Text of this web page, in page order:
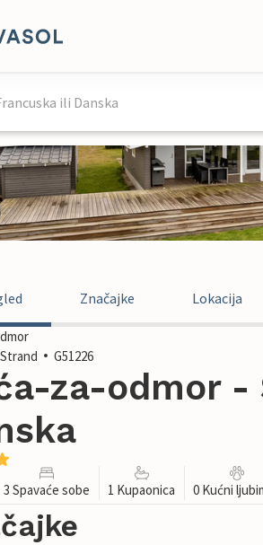
Značajke Lokacija
G51226
za-odmor -
3 Spavaće sobe 1 Kupaonica 0 Kućni